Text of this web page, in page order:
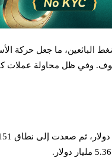
ما جعل حركة